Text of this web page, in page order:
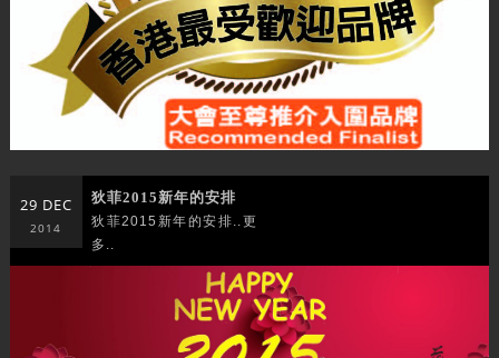
29 DEC
2014
狄菲2015新年的安排
狄菲2015新年的安排..更
多..